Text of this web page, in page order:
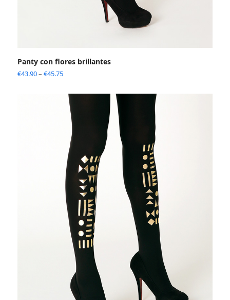
Panty con flores brillantes
€43.90– €45.75